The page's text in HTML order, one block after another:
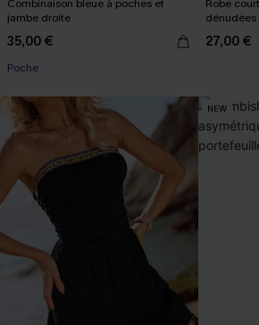
Combinaison bleue à poches et
jambe droite
35,00 €
Poche
Robe
dénudées
27,00 €
NEW